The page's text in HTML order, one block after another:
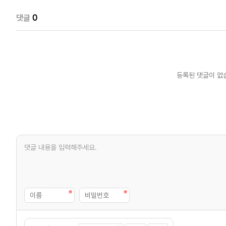
댓글 0
등록된 댓글이 없